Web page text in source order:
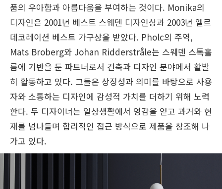
품의 우아함과 아름다움을 부여하는 것이다. Monika의
디자인은 2001년 베스트 스웨덴 디자인상과 2003년 엘르
데코레이션 베스트 가구상을 받았다. Pholc의 주역,
Mats Broberg와 Johan Ridderstråle는 스웨덴 스톡홀
름에 기반을 둔 파트너로서 건축과 디자인 분야에서 활발
히 활동하고 있다. 그들은 상징성과 의미를 바탕으로 사용
자와 소통하는 디자인에 감성적 가치를 더하기 위해 노력
한다. 두 디자이너는 일상생활에서 영감을 얻고 과거와 현
재를 넘나들며 합리적인 접근 방식으로 제품을 창조해 나
가고 있다.